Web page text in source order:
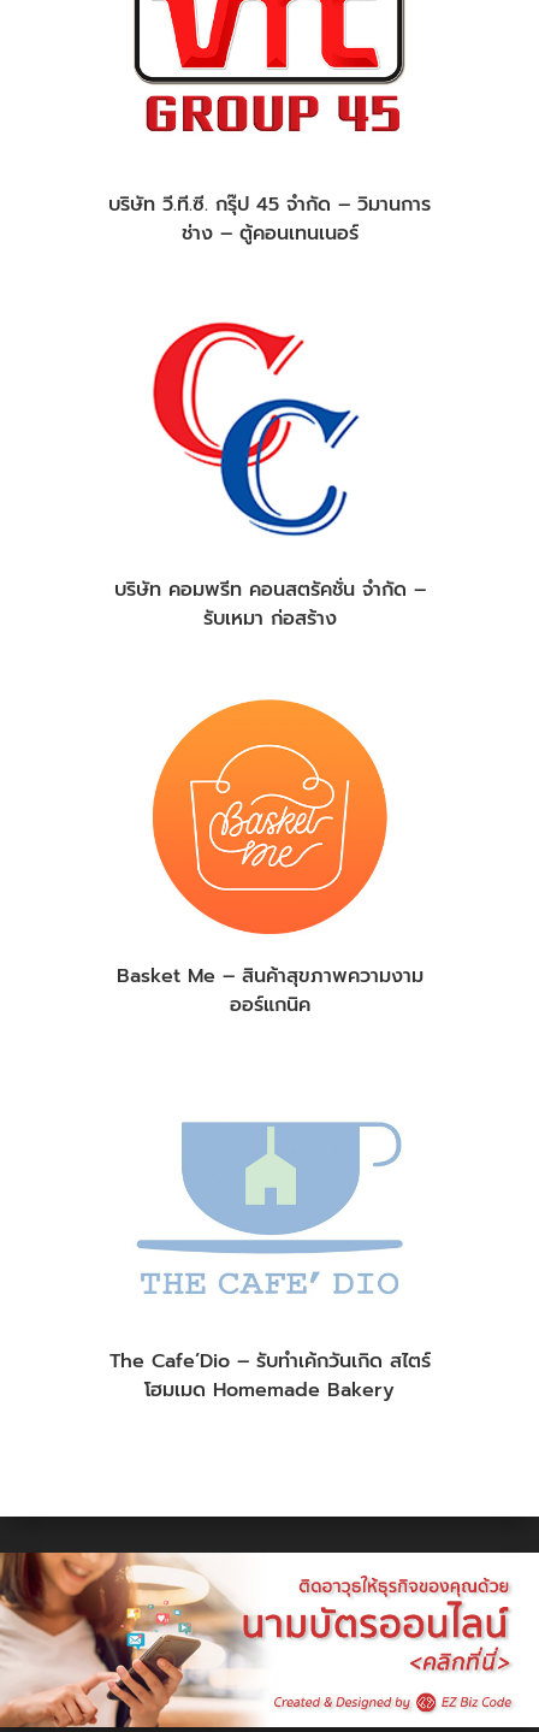
บริษัท วี.ที.ซี. กรุ๊ป 45 จำกัด – วิมานการ
ช่าง – ตู้คอนเทนเนอร์
บริษัท คอมพรีท คอนสตรัคชั่น จำกัด –
รับเหมา ก่อสร้าง
Basket Me – สินค้าสุขภาพความงาม
ออร์แกนิค
The Cafe’Dio – รับทำเค้กวันเกิด สไตร์
โฮมเมด Homemade Bakery